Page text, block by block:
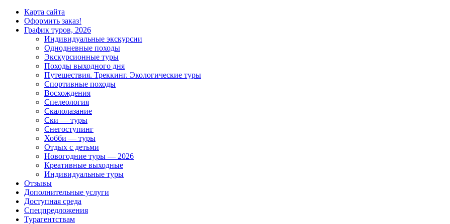
Карта сайта
Оформить заказ!
График туров, 2026
Индивидуальные экскурсии
Однодневные походы
Экскурсионные туры
Походы выходного дня
Путешествия. Треккинг. Экологические туры
Спортивные походы
Восхождения
Спелеология
Скалолазание
Ски — туры
Снегоступинг
Хобби — туры
Отдых с детьми
Новогодние туры — 2026
Креативные выходные
Индивидуальные туры
Отзывы
Дополнительные услуги
Доступная среда
Спецпредложения
Турагентствам